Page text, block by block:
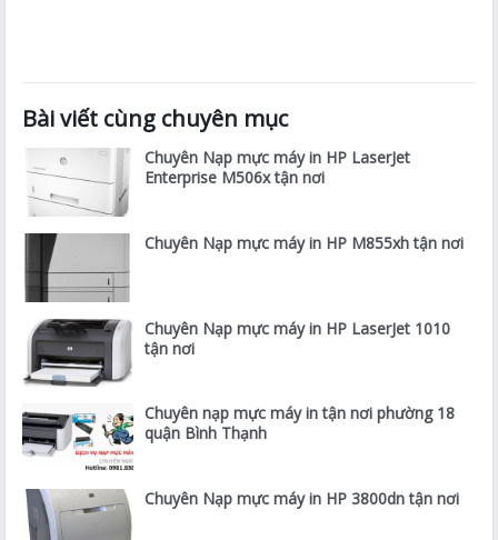
Bài viết cùng chuyên mục
Chuyên Nạp mực máy in HP LaserJet
Enterprise M506x tận nơi
Chuyên Nạp mực máy in HP M855xh tận nơi
Chuyên Nạp mực máy in HP LaserJet 1010
tận nơi
Chuyên nạp mực máy in tận nơi phường 18
quận Bình Thạnh
Chuyên Nạp mực máy in HP 3800dn tận nơi